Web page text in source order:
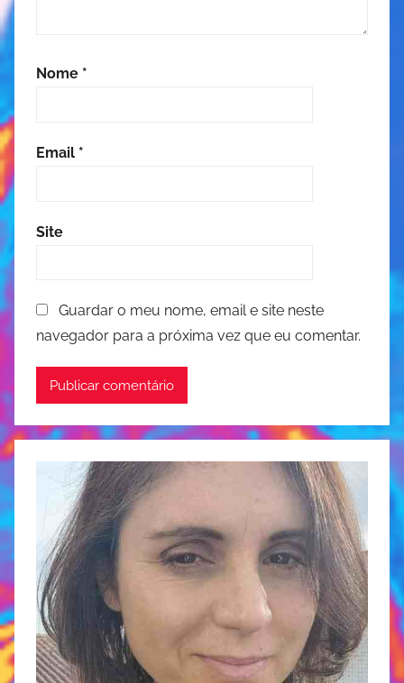
Nome *
Email *
Site
Guardar o meu nome, email e site neste
navegador para a próxima vez que eu comentar.